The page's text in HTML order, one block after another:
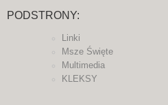
PODSTRONY:
Linki
Msze Święte
Multimedia
KLEKSY